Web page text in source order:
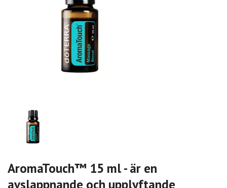
AromaTouch™ 15 ml - är en
avslappnande och upplyftande